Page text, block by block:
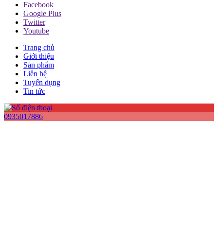
Facebook
Google Plus
Twitter
Youtube
Trang chủ
Giới thiệu
Sản phẩm
Liên hệ
Tuyển dụng
Tin tức
0935017886